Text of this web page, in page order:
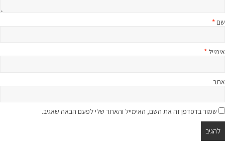
שם*
אימייל *
אתר
שמור בדפדפן זה את השם, האימייל והאתר שלי לפעם הבאה שאגיב.